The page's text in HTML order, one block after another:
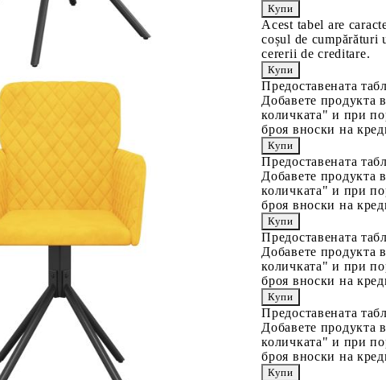
Acest tabel are
coșul de cumpărături
cererii de creditare.
Предоставената
Добавете продукта
количката" и при
броя вноски на
Предоставената
Добавете продукта
количката" и при
броя вноски на
Предоставената
Добавете продукта
количката" и при
броя вноски на
Предоставената
Добавете продукта
количката" и при
броя вноски на